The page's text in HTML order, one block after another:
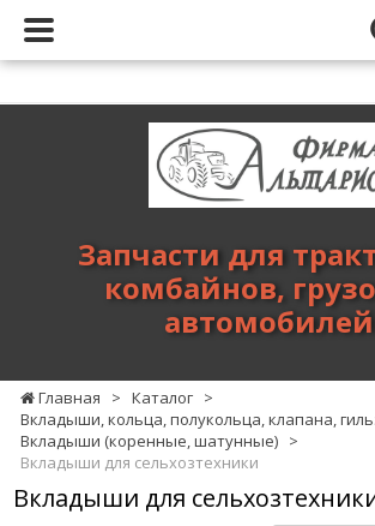
тракторов,
комбайнов,
Запчасти для
комбайнов,
автомобилей
Главная > Каталог >
Вкладыши, кольца, полукольца, клапана,
Вкладыши (коренные, шатунные) >
Вкладыши для сельхозтехники
Вкладыши для